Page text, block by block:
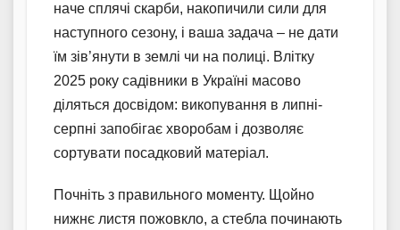
наче сплячі скарби, накопичили сили для
наступного сезону, і ваша задача – не дати
їм зів’янути в землі чи на полиці. Влітку
2025 року садівники в Україні масово
діляться досвідом: викопування в липні-
серпні запобігає хворобам і дозволяє
сортувати посадковий матеріал.
Почніть з правильного моменту. Щойно
нижнє листя пожовкло, а стебла починають